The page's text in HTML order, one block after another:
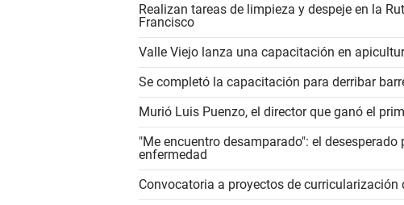
Realizan tareas de limpieza y despeje en la
Francisco
Valle Viejo lanza una capacitación en
Se completó la capacitación para derribar
Murió Luis Puenzo, el director que ganó el
"Me encuentro desamparado": el
enfermedad
Convocatoria a proyectos de curricularización